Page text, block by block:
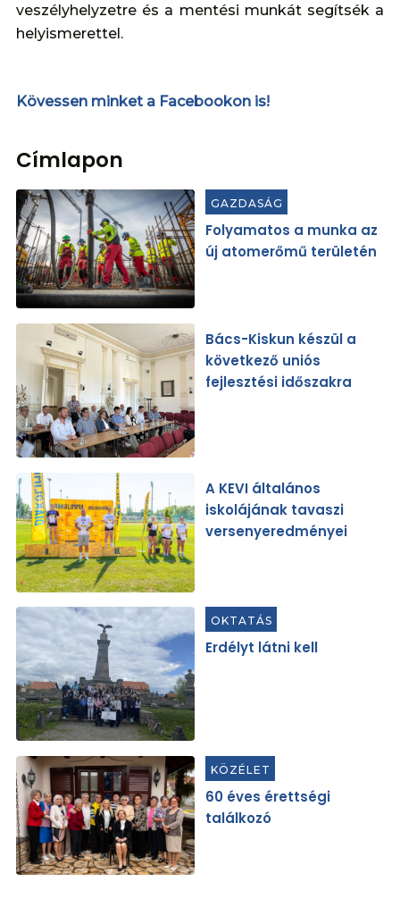
veszélyhelyzetre és a mentési munkát segítsék a
helyismerettel.
Kövessen minket a Facebookon is!
Címlapon
GAZDASÁG
Folyamatos a munka az
új atomerőmű területén
Bács-Kiskun készül a
következő uniós
fejlesztési időszakra
A KEVI általános
iskolájának tavaszi
versenyeredményei
OKTATÁS
Erdélyt látni kell
KÖZÉLET
60 éves érettségi
találkozó